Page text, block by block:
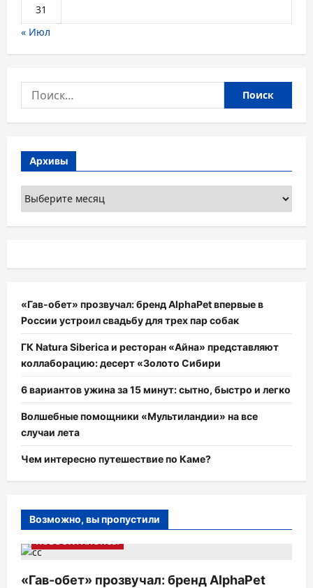
31
« Июл
Найти:
Архивы
Архивы
«Гав-обет» прозвучал: бренд AlphaPet впервые в
России устроил свадьбу для трех пар собак
ГК Natura Siberica и ресторан «Айна» представляют
коллаборацию: десерт «Золото Сибири
6 вариантов ужина за 15 минут: сытно, быстро и легко
Волшебные помощники «Мультиландии» на все
случаи лета
Чем интересно путешествие по Каме?
Возможно, вы пропустили
НОВОСТИ АНОНСЫ
«Гав-обет» прозвучал: бренд AlphaPet